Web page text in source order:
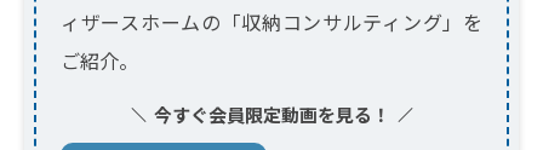
ィザースホームの「収納コンサルティング」を
ご紹介。
今すぐ会員限定動画を見る！